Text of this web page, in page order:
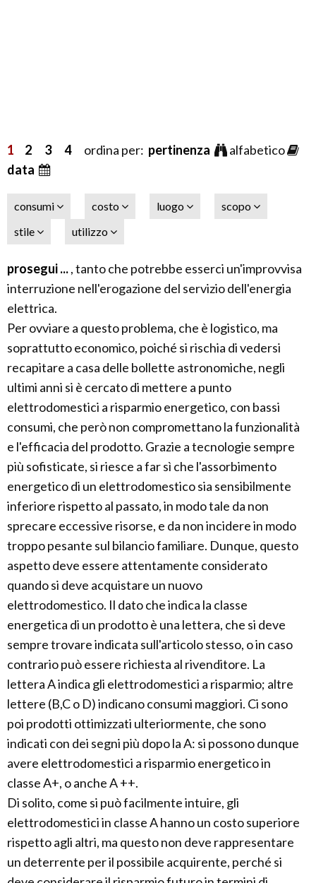
1 2 3 4ordina per: pertinenza
alfabetico
data
consumi costo luogo
scopo
stile
utilizzo
prosegui ..., tanto che potrebbe esserci un'improvvisa
interruzione nell'erogazione del servizio dell'energia
elettrica.
Per ovviare a questo problema, che è logistico, ma
soprattutto economico, poiché si rischia di vedersi
recapitare a casa delle bollette astronomiche, negli
ultimi anni si è cercato di mettere a punto
elettrodomestici a risparmio energetico, con bassi
consumi, che però non compromettano la funzionalità
e l'efficacia del prodotto. Grazie a tecnologie sempre
più sofisticate, si riesce a far sì che l'assorbimento
energetico di un elettrodomestico sia sensibilmente
inferiore rispetto al passato, in modo tale da non
sprecare eccessive risorse, e da non incidere in modo
troppo pesante sul bilancio familiare. Dunque, questo
aspetto deve essere attentamente considerato
quando si deve acquistare un nuovo
elettrodomestico. Il dato che indica la classe
energetica di un prodotto è una lettera, che si deve
sempre trovare indicata sull'articolo stesso, o in caso
contrario può essere richiesta al rivenditore. La
lettera A indica gli elettrodomestici a risparmio; altre
lettere (B,C o D) indicano consumi maggiori. Ci sono
poi prodotti ottimizzati ulteriormente, che sono
indicati con dei segni più dopo la A: si possono dunque
avere elettrodomestici a risparmio energetico in
classe A+, o anche A ++.
Di solito, come si può facilmente intuire, gli
elettrodomestici in classe A hanno un costo superiore
rispetto agli altri, ma questo non deve rappresentare
un deterrente per il possibile acquirente, perché si